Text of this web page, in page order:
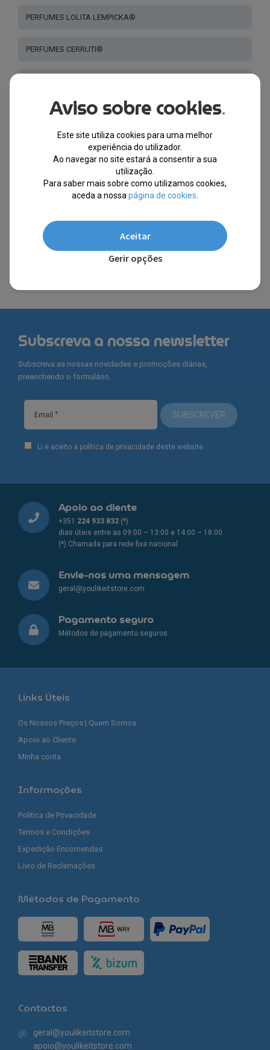
PERFUMES LOLITA LEMPICKA®
PERFUMES CERRUTI®
PERFUME CRIANÇAS
PERFUMES LANVIN®
PERFUMES VANDERBILT®
FERRARI®
Aviso sobre cookies.
Este site utiliza cookies para uma melhor
experiência do utilizador.
Ao navegar no site estará a consentir a sua
utilização.
Para saber mais sobre como utilizamos cookies,
aceda a nossa página de cookies
Aceitar
Gerir opções
Subscreva a nossa newsletter
Subscreva as nossas novidades e promoções diárias,
preenchendo o formulário.
SUBSCREVER
Li e aceito a política de privacidade deste website.
Apoio ao cliente
+351 224 933 832 (*)
dias úteis entre as 09:00 – 13:00 e 14:00 – 18:00
(*) Chamada para rede fixa nacional
Envie-nos uma mensagem
geral@youlikeitstore.com
Pagamento seguro
Métodos de pagamento seguros
Links Úteis
Os Nossos Preços | Quem Somos
Apoio ao Cliente
Minha conta
Informações
Política de Privacidade
Termos e Condições
Expedição Encomendas
Livro de Reclamações
Métodos de Pagamento
Contactos
geral@youlikeitstore.com
apoio@youlikeitstore.com